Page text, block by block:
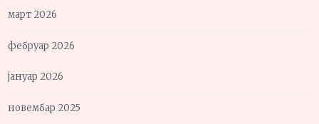
март 2026
фебруар 2026
јануар 2026
новембар 2025